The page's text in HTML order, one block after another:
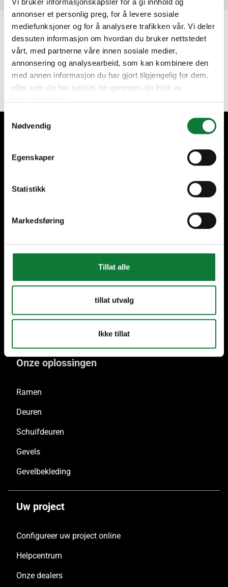
Vi bruker informasjonskapsler for å gi innhold og
annonser et personlig preg, for å levere sosiale
mediefunksjoner og for å analysere trafikken vår. Vi deler
dessuten informasjon om hvordan du bruker nettstedet
vårt, med partnerne våre innen sosiale medier,
annonsering og analysearbeid, som kan kombinere den
med annen informasjon du har gjort tilgjengelig for dem,
eller som de har samlet inn gjennom din bruk av
Nødvendig
Egenskaper
Statistikk
Markedsføring
Tillat alle
tillat utvalg
Ikke tillat
Heb je een project in gedachten?
Vraag een offerte aan
Aluminium Vakmannen in
België
Onze oplossingen
Ramen
Deuren
Schuifdeuren
Gevels
Gevelbekleding
Uw project
Configureer uw project online
Helpcentrum
Onze dealers